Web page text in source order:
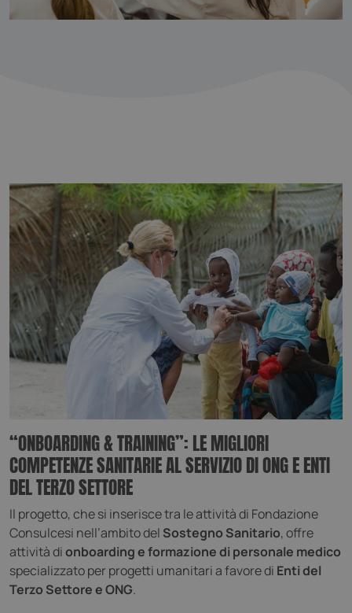
“ONBOARDING & TRAINING”: LE MIGLIORI
COMPETENZE SANITARIE AL SERVIZIO DI ONG E ENTI
DEL TERZO SETTORE
Il progetto, che si inserisce tra le attività di Fondazione
Consulcesi nell’ambito del Sostegno Sanitario, offre
attività dionboarding e formazione di personale medico
specializzato per progetti umanitari a favore di Enti del
Terzo Settore e ONG.